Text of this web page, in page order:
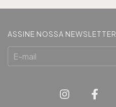
ASSINE NOSSA NEWSLETTER